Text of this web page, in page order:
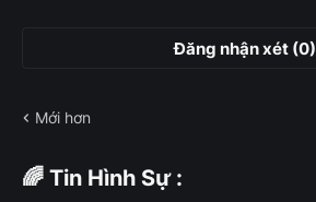
Đăng nhận xét (0)
Mới hơn
🌈 Tin Hình Sự :